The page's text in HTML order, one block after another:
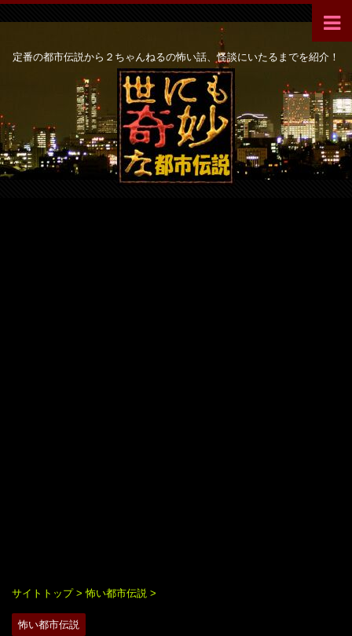
定番の都市伝説から２ちゃんねるの怖い話、怪談にいたるまでを紹介！
サイトトップ> 怖い都市伝説 >
怖い都市伝説